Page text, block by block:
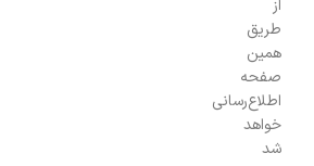
از
طریق
همین
صفحه
اطلاع‌رسانی
خواهد
شد